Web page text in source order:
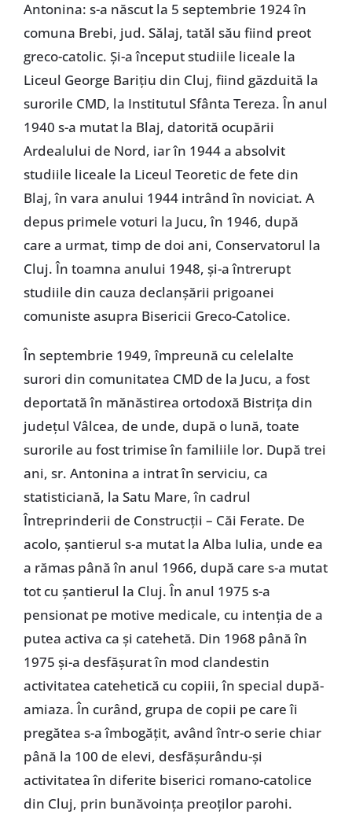
Antonina: s-a născut la 5 septembrie 1924 în
comuna Brebi, jud. Sălaj, tatăl său fiind preot
greco-catolic. Şi-a început studiile liceale la
Liceul George Bariţiu din Cluj, fiind găzduită la
surorile CMD, la Institutul Sfânta Tereza. În anul
1940 s-a mutat la Blaj, datorită ocupării
Ardealului de Nord, iar în 1944 a absolvit
studiile liceale la Liceul Teoretic de fete din
Blaj, în vara anului 1944 intrând în noviciat. A
depus primele voturi la Jucu, în 1946, după
care a urmat, timp de doi ani, Conservatorul la
Cluj. În toamna anului 1948, şi-a întrerupt
studiile din cauza declanşării prigoanei
comuniste asupra Bisericii Greco-Catolice.
În septembrie 1949, împreună cu celelalte
surori din comunitatea CMD de la Jucu, a fost
deportată în mănăstirea ortodoxă Bistriţa din
judeţul Vâlcea, de unde, după o lună, toate
surorile au fost trimise în familiile lor. După trei
ani, sr. Antonina a intrat în serviciu, ca
statisticiană, la Satu Mare, în cadrul
Întreprinderii de Construcţii – Căi Ferate. De
acolo, şantierul s-a mutat la Alba Iulia, unde ea
a rămas până în anul 1966, după care s-a mutat
tot cu şantierul la Cluj. În anul 1975 s-a
pensionat pe motive medicale, cu intenţia de a
putea activa ca şi catehetă. Din 1968 până în
1975 şi-a desfăşurat în mod clandestin
activitatea catehetică cu copiii, în special după-
amiaza. În curând, grupa de copii pe care îi
pregătea s-a îmbogăţit, având într-o serie chiar
până la 100 de elevi, desfăşurându-şi
activitatea în diferite biserici romano-catolice
din Cluj, prin bunăvoinţa preoţilor parohi.